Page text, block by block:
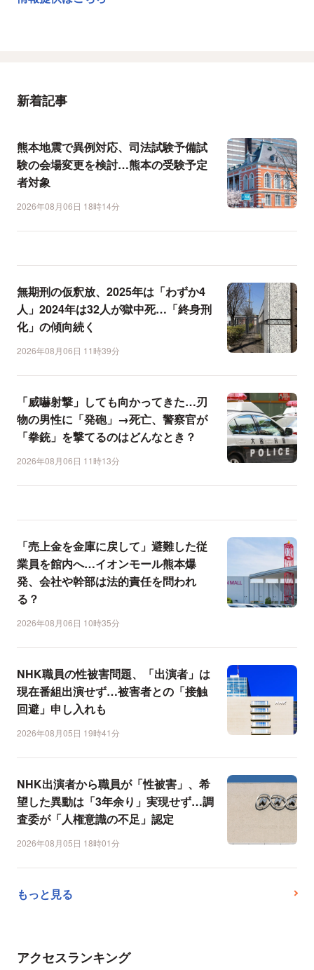
新着記事
熊本地震で異例対応、司法試験予備試
験の会場変更を検討…熊本の受験予定
者対象
2026年08月06日 18時14分
無期刑の仮釈放、2025年は「わずか4
人」2024年は32人が獄中死…「終身刑
化」の傾向続く
2026年08月06日 11時39分
「威嚇射撃」しても向かってきた…刃
物の男性に「発砲」→死亡、警察官が
「拳銃」を撃てるのはどんなとき？
2026年08月06日 11時13分
「売上金を金庫に戻して」避難した従
業員を館内へ…イオンモール熊本爆
発、会社や幹部は法的責任を問われ
る？
2026年08月06日 10時35分
NHK職員の性被害問題、「出演者」は
現在番組出演せず…被害者との「接触
回避」申し入れも
2026年08月05日 19時41分
NHK出演者から職員が「性被害」、希
望した異動は「3年余り」実現せず…調
査委が「人権意識の不足」認定
2026年08月05日 18時01分
もっと見る
アクセスランキング